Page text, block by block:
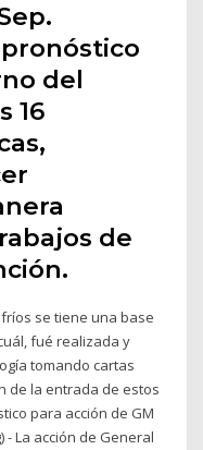
del
16
de
se tiene una base
fué realizada y
tomando cartas
de la entrada de estos
para acción de GM
- La acción de General